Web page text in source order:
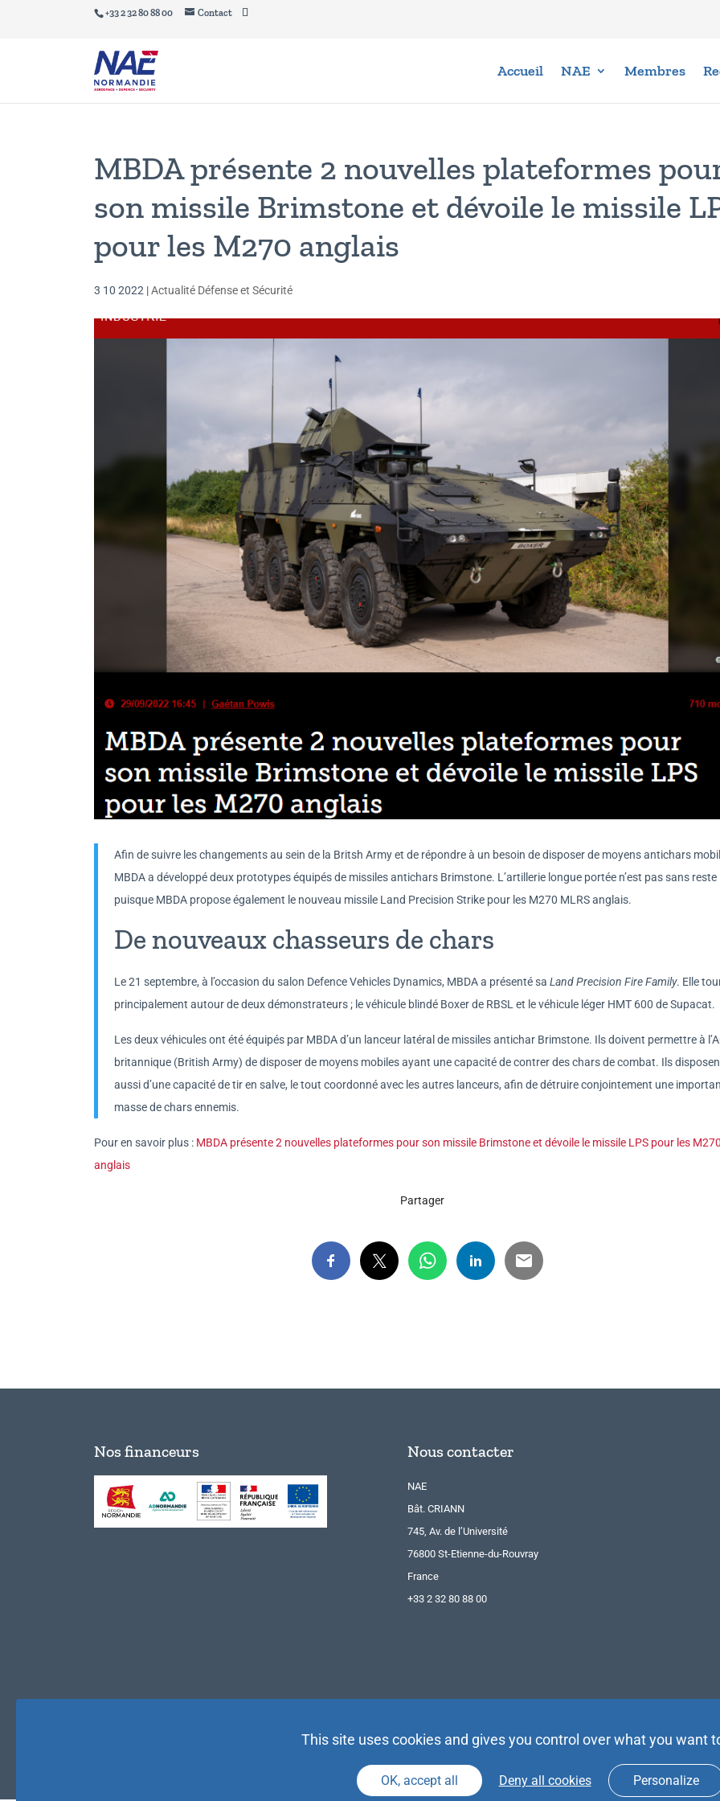
+33 2 32 80 88 00 Contact
Accueil NAE Membres
MBDA présente 2 nouvelles plateformes
son missile Brimstone et dévoile le missile
pour les M270 anglais
3 10 2022 |Actualité Défense et Sécurité
Afin de suivre les changements au sein de la Britsh Army et de répondre à un besoin de disposer de moyens antichars
MBDA a développé deux prototypes équipés de missiles antichars Brimstone. L’artillerie longue portée n’est pas sans reste
puisque MBDA propose également le nouveau missile Land Precision Strike pour les M270 MLRS anglais.
De nouveaux chasseurs de chars
Le 21 septembre, à l’occasion du salon Defence Vehicles Dynamics, MBDA a présenté sa Land Precision Fire Family. Elle
principalement autour de deux démonstrateurs ; le véhicule blindé Boxer de RBSL et le véhicule léger HMT 600 de Supacat.
Les deux véhicules ont été équipés par MBDA d’un lanceur latéral de missiles antichar Brimstone. Ils doivent permettre à
britannique (British Army) de disposer de moyens mobiles ayant une capacité de contrer des chars de combat. Ils
aussi d’une capacité de tir en salve, le tout coordonné avec les autres lanceurs, afin de détruire conjointement une
masse de chars ennemis.
Pour en savoir plus : MBDA présente 2 nouvelles plateformes pour son missile Brimstone et dévoile le missile LPS pour les M270
anglais
Partager
Nos financeurs Nous contacter
NAE
Bât. CRIANN
745, Av. de l’Université
76800 St-Etienne-du-Rouvray
France
+33 2 32 80 88 00
This site uses cookies and gives you control over what you want
OK, accept all Deny all cookies Personalize